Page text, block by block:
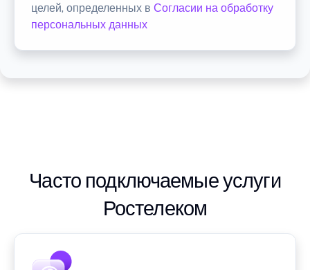
целей, определенных в Согласии на обработку
персональных данных
Часто подключаемые услуги
Ростелеком